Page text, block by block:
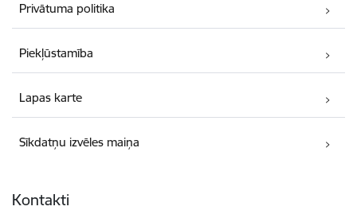
Privātuma politika
Piekļūstamība
Lapas karte
Sīkdatņu izvēles maiņa
Kontakti